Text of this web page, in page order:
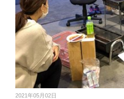
2021年05月02日